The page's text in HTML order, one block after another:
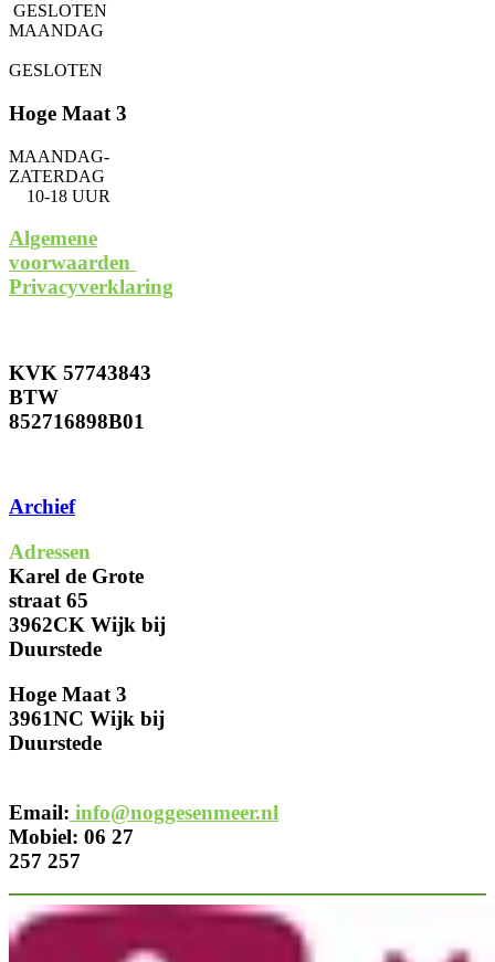
GESLOTEN
MAANDAG
GESLOTEN
Hoge Maat 3
MAANDAG-
ZATERDAG
10-18 UUR
Algemene
voorwaarden
Privacyverklaring
KVK 57743843
BTW
852716898B01
Archief
Adressen
Karel de Grote
straat 65
3962CK Wijk bij
Duurstede
Hoge Maat 3
3961NC Wijk bij
Duurstede
Email: info@noggesenmeer.nl
Mobiel: 06 27
257 257